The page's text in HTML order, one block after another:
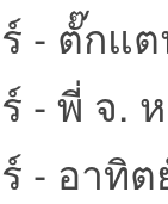
- ตั๊กแ
- พี่ จ.
- อาทิ